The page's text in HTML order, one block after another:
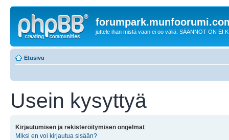
juttele ihan mistä vaan ei oo väliä: SÄÄNNÖT ON EI
Etusivu
Usein kysyttyä
Kirjautumisen ja rekisteröitymisen ongelmat
Miksi en voi kirjautua sisään?